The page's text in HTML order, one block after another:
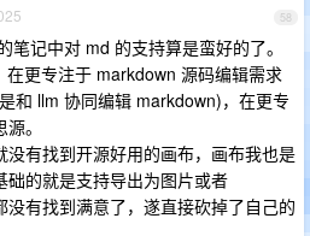
58
笔记中对 md 的支持算是蛮好的了。
更专注于 markdown 源码编辑需求
和 llm 协同编辑 markdown)，在更专
。
没有找到开源好用的画布，画布我也是
础的就是支持导出为图片或者
有找到满意了，遂直接砍掉了自己的